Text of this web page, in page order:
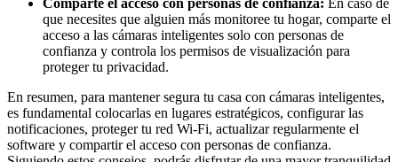
Comparte el acceso con personas de confianza: En caso de
que necesites que alguien más monitoree tu hogar, comparte el
acceso a las cámaras inteligentes solo con personas de
confianza y controla los permisos de visualización para
proteger tu privacidad.
En resumen, para mantener segura tu casa con cámaras inteligentes,
es fundamental colocarlas en lugares estratégicos, configurar las
notificaciones, proteger tu red Wi-Fi, actualizar regularmente el
software y compartir el acceso con personas de confianza.